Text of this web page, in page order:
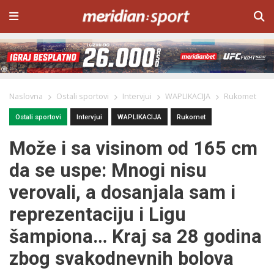
Naslovna Ostali sportovi Intervjui WAPLIKACIJA Rukomet
Ostali sportovi Intervjui WAPLIKACIJA Rukomet
Može i sa visinom od 165 cm
da se uspe: Mnogi nisu
verovali, a dosanjala sam i
reprezentaciju i Ligu
šampiona… Kraj sa 28 godina
zbog svakodnevnih bolova